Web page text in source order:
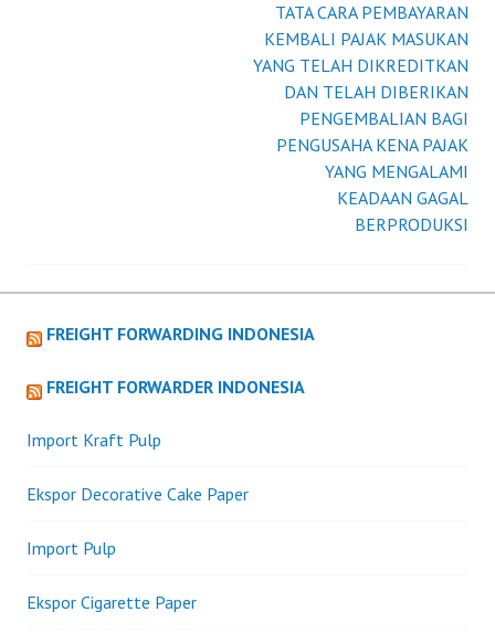
TATA CARA PEMBAYARAN
KEMBALI PAJAK MASUKAN
YANG TELAH DIKREDITKAN
DAN TELAH DIBERIKAN
PENGEMBALIAN BAGI
PENGUSAHA KENA PAJAK
YANG MENGALAMI
KEADAAN GAGAL
BERPRODUKSI
FREIGHT FORWARDING INDONESIA
FREIGHT FORWARDER INDONESIA
Import Kraft Pulp
Ekspor Decorative Cake Paper
Import Pulp
Ekspor Cigarette Paper